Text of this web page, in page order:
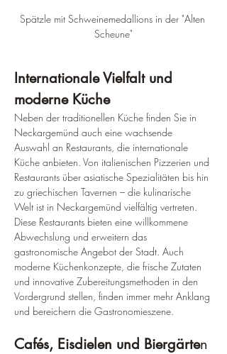
Spätzle mit Schweinemedallions in der "Alten
Scheune"
Internationale Vielfalt und
moderne Küche
Neben der traditionellen Küche finden Sie in
Neckargemünd auch eine wachsende
Auswahl an Restaurants, die internationale
Küche anbieten. Von italienischen Pizzerien und
Restaurants über asiatische Spezialitäten bis hin
zu griechischen Tavernen – die kulinarische
Welt ist in Neckargemünd vielfältig vertreten.
Diese Restaurants bieten eine willkommene
Abwechslung und erweitern das
gastronomische Angebot der Stadt. Auch
moderne Küchenkonzepte, die frische Zutaten
und innovative Zubereitungsmethoden in den
Vordergrund stellen, finden immer mehr Anklang
und bereichern die Gastronomieszene.
Cafés, Eisdielen und Biergärten